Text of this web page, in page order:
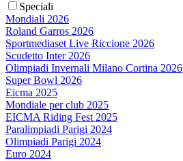
Speciali
Mondiali 2026
Roland Garros 2026
Sportmediaset Live Riccione 2026
Scudetto Inter 2026
Olimpiadi Invernali Milano Cortina 2026
Super Bowl 2026
Eicma 2025
Mondiale per club 2025
EICMA Riding Fest 2025
Paralimpiadi Parigi 2024
Olimpiadi Parigi 2024
Euro 2024